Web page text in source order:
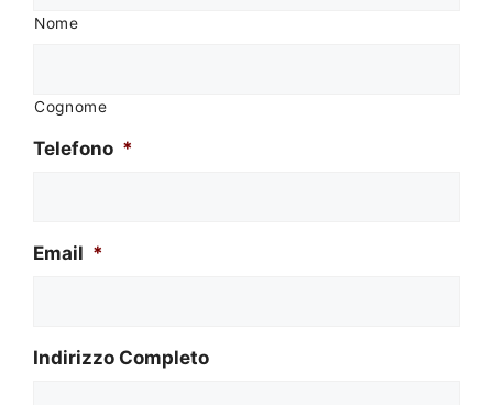
Nome
Cognome
Telefono *
Email *
Indirizzo Completo